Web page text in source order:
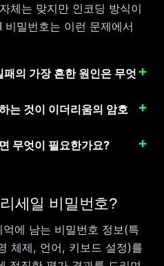
체는 맞지만 인코딩 방식이
밀번호는 이런 문제에서
의 가장 흔한 원인은 무엇
는 것이 이더리움의 암호
무엇이 필요한가요?
세일 비밀번호?
에 남는 비밀번호 정보(특
체제, 언어, 키보드 설정)를